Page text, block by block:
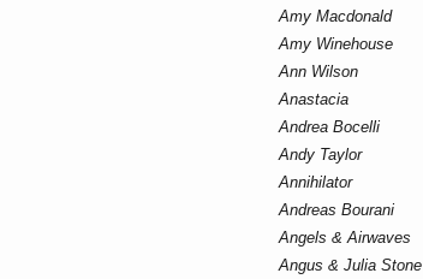
Amy Macdonald
Amy Winehouse
Ann Wilson
Anastacia
Andrea Bocelli
Andy Taylor
Annihilator
Andreas Bourani
Angels & Airwaves
Angus & Julia Stone